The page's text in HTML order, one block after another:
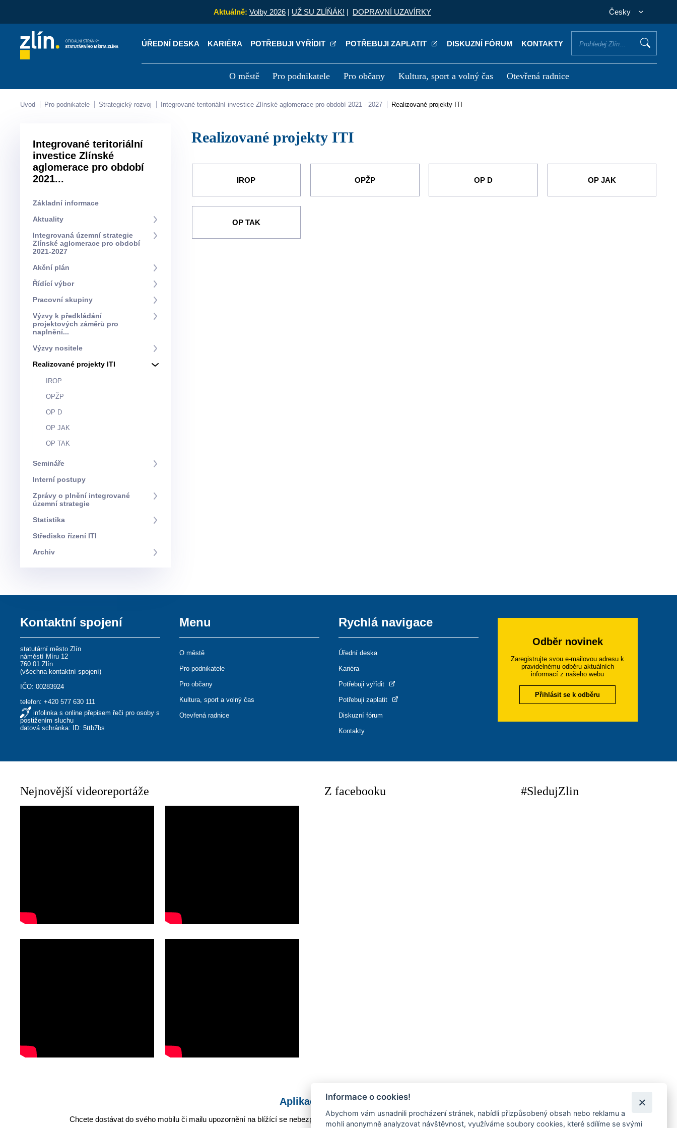
Aktuálně: Volby 2026 | UŽ SU ZLÍŇÁK! | DOPRAVNÍ UZAVÍRKY Česky
ÚŘEDNÍ DESKA KARIÉRA POTŘEBUJI VYŘÍDIT POTŘEBUJI ZAPLATIT DISKUZNÍ FÓRUM KONTAKTY
O městě Pro podnikatele Pro občany Kultura, sport a volný čas Otevřená radnice
Kontakty Úřední deska Kariéra Potřebuji vyřídit
Úvod Pro podnikatele Strategický rozvoj Integrované teritoriální investice Zlínské aglomerace pro období 2021 - 2027 Realizované projekty ITI
Integrované teritoriální
investice Zlínské
aglomerace pro období
2021...
Základní informace
Aktuality
Integrovaná územní strategie
Zlínské aglomerace pro období
2021-2027
Akční plán
Řídící výbor
Pracovní skupiny
Výzvy k předkládání
projektových záměrů pro
naplnění...
Výzvy nositele
Realizované projekty ITI
IROP
OPŽP
OP D
OP JAK
OP TAK
Semináře
Interní postupy
Zprávy o plnění integrované
územní strategie
Statistika
Středisko řízení ITI
Archiv
Realizované projekty ITI
IROP OPŽP OP D OP JAK
OP TAK
Kontaktní spojení
statutární město Zlín
náměstí Míru 12
760 01 Zlín
(všechna kontaktní spojení)
IČO: 00283924
telefon:+420 577 630 111
infolinka s online přepisem řeči pro osoby s
postižením sluchu
datová schránka: ID: 5ttb7bs
Menu
O městě
Pro podnikatele
Pro občany
Kultura, sport a volný čas
Otevřená radnice
Rychlá navigace
Úřední deska
Kariéra
Potřebuji vyřídit
Potřebuji zaplatit
Diskuzní fórum
Kontakty
Odběr novinek
Zaregistrujte svou e-mailovou adresu k
pravidelnému odběru aktuálních
informací z našeho webu
Přihlásit se k odběru
Nejnovější videoreportáže Z facebooku #SledujZlin
Aplikace Mobilní rozhlas
Chcete dostávat do svého mobilu či mailu upozornění na blížící se nebezpečí, odstávky, poruchy a výpadky energií, ankety, pozvánky na kulturní a sportovní akce?
Informace o cookies!
Abychom vám usnadnili procházení stránek, nabídli přizpůsobený obsah nebo reklamu a
mohli anonymně analyzovat návštěvnost, využíváme soubory cookies, které sdílíme se svými